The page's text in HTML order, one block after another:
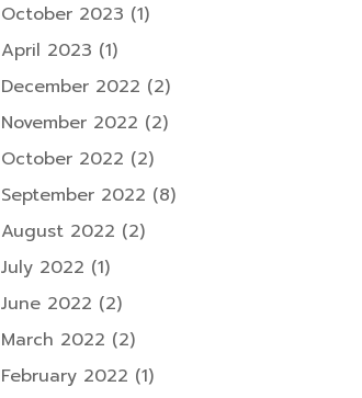
October 2023 (1)
April 2023 (1)
December 2022 (2)
November 2022 (2)
October 2022 (2)
September 2022 (8)
August 2022 (2)
July 2022 (1)
June 2022 (2)
March 2022 (2)
February 2022 (1)